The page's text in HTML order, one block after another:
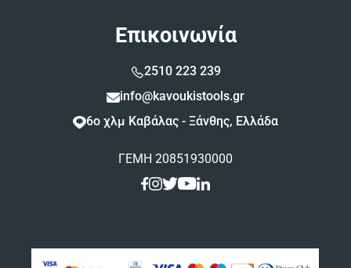
Επικοινωνία
2510 223 239
info@kavoukistools.gr
6ο χλμ Καβάλας - Ξάνθης, Ελλάδα
ΓΕΜΗ 20851930000